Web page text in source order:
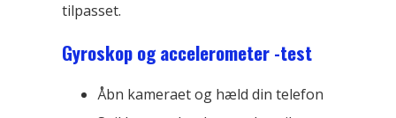
tilpasset.
Gyroskop og accelerometer -test
Åbn kameraet og hæld din telefon